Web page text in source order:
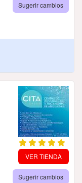
Sugerir cambios
VER TIENDA
Sugerir cambios